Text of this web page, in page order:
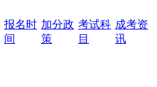
报名时
间
加分政
策
考试科
目
成考资
讯